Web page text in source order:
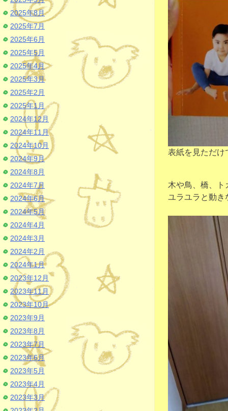
表紙を見ただ
木や鳥、橋、ト
ユラユラと動き
2025年8月
2025年7月
2025年6月
2025年5月
2025年4月
2025年3月
2025年2月
2025年1月
2024年12月
2024年11月
2024年10月
2024年9月
2024年8月
2024年7月
2024年6月
2024年5月
2024年4月
2024年3月
2024年2月
2024年1月
2023年12月
2023年11月
2023年10月
2023年9月
2023年8月
2023年7月
2023年6月
2023年5月
2023年4月
2023年3月